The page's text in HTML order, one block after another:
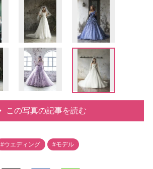
この写真の記事を読む
#ウエディング #モデル